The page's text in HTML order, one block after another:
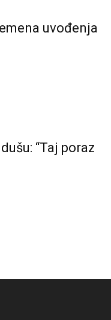
uvođenja
“Taj poraz